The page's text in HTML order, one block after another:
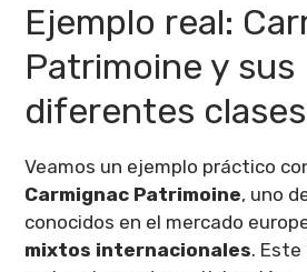
Ejemplo real:
Patrimoine y sus
diferentes clases
Veamos un ejemplo práctico
Carmignac Patrimoine, uno
conocidos en el mercado
mixtos internacionales.